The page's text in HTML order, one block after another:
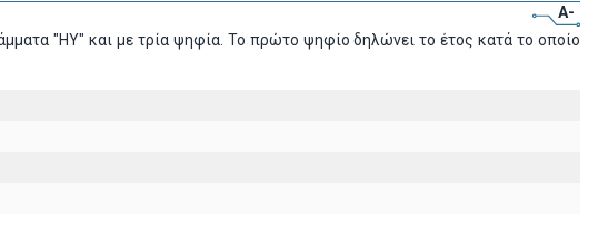
A-
"ΗΥ" και με τρία ψηφία. Το πρώτο ψηφίο δηλώνει το έτος κατά το οποίο